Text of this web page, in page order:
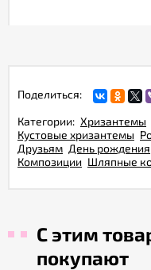
Поделиться:
Категории: Хризантемы
Кустовые хризантемы
Друзьям День рождения
Композиции Шляпные
С этим
покупают